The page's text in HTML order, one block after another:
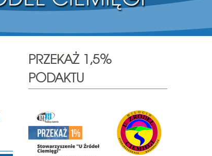
PRZEKAŻ 1,5%
PODAKTU